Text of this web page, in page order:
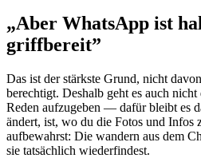
„Aber WhatsApp ist
griffbereit”
Das ist der stärkste Grund, nicht
berechtigt. Deshalb geht es auch
Reden aufzugeben — dafür bleibt es
ändert, ist, wo du die Fotos und Infos
aufbewahrst: Die wandern aus dem
sie tatsächlich wiederfindest.